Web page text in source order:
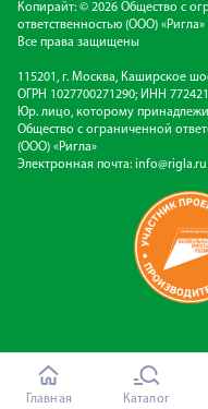
Копирайт: © 2026 Общество с
ответственностью (ООО) «Ригла»
Все права защищены
115201, г. Москва, Каширское
ОГРН 1027700271290; ИНН
Юр. лицо, которому
Общество с ограниченной
(ООО) «Ригла»
Электронная почта: info@rigla.ru
Главная Каталог